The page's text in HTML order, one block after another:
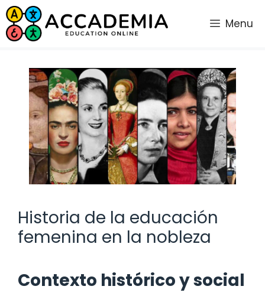
Saltar
al
contenido
Menu
Historia de la educación
femenina en la nobleza
Contexto histórico y social